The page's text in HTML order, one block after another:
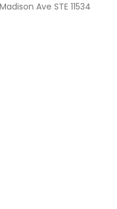
Ave STE 11534